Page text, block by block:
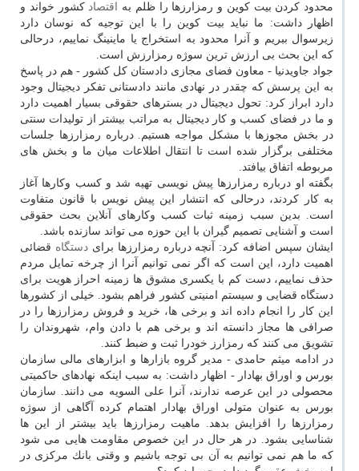
محدود كردن بیت كوین و رمزارزها را ظلم به
اقتصاد كشور خواند و
اظهار داشت: ما نباید بیت كوین را با این توجیه كه نوسان دارد
زیرسوال ببریم و آنرا محدود به استخراج یا ماینینگ نماییم، درحالی
كه این بحث بی ارزش ترین سوژه رمزارزش است.
جواد جاویدنیا - معاون فضای مجازی دادستان كل كشور - هم در پاسخ
به این پرسش كه چقدر در نهادی مانند دادستانی تفكر دیجیتال وجود
دارد ابراز كرد: تحول دیجیتال در بسترهای حقوقی بسیار اهمیت دارد
و ما در فضای كسب و كار دیجیتال به مراتب بیشتر از تولیدات سنتی
در بخش مجوزها با مشكل مواجه هستیم. درباره رمزارزها جلسات
مختلفی برگزار شده است تا انتقال اطلاعات میان ما و بخش های
مربوطه اتفاق بیافتد.
بگفته او درباره رمزارزها پیش نویسی تهیه شد و كسب وكارها آغاز
به كار كردند، درحالی كه انتشار این پیش نویس با قانون متفاوت
است. بدین سبب زمینه ثبات كسب وكارهای آنلاین بحث حقوقی
است و آشنایی تصمیم گیران با این حوزه می تواند سازنده باشد.
ایشان سپس اضافه كرد: آنچه درباره رمزارزها برایدستگاه قضائی
اهمیت دارد، این است كه اگر نمی توانیم آنرا از چرخه تمایل مردم
حذف نماییم، دست كم با یكسری مشوق ها زمینه احراز هویت برای
دستگاه قضایی و سیستم امنیتی كشور فراهم بشود. خیلی از كشورها
این كار را انجام داده اند و برخی ها، خرید و فروش رمزارزها را در
صرافی ها مجاز دانسته اند و برخی هم با دادن وام، شهروندان را
تشویق می كنند كه رمزارز خودرا ثبت و ضبط كنند.
در ادامه میثم حامدی - مدیر گروه بازارها و ابزارهای مالی سازمان
بورس و اوراق بهادار - اظهار داشت: به سبب اینكه نهادهای حاكمیتی
محصولی در این عرصه ندارند، آنرا علی السویه می دانند. سازمان
بورس به عنوان متولی اوراق بهادار اهتمام كرده آگاهی از سوژه
رمزارزها را افزایش بدهد. ماهیت رمزارزها باید بیشتر از این ها
شناسایی بشود. در هر حال در این خصوص مقاومت هایی می شود
كه ما هم نمی توانیم به آن بی توجه باشیم و وقتی بانك مركزی در